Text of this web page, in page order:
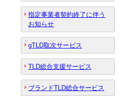
指定事業者契約終了に伴う
お知らせ
gTLD取次サービス
TLD総合支援サービス
ブランドTLD総合サービス